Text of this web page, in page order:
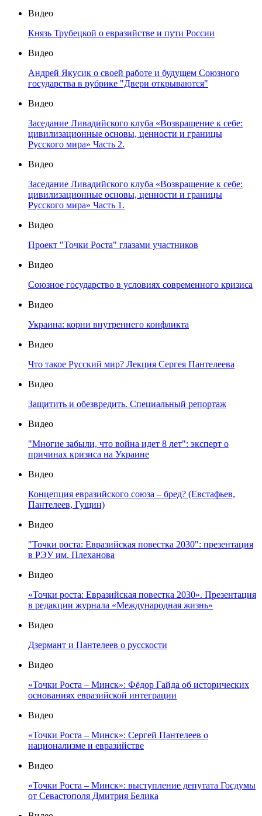
Видео
Князь Трубецкой о евразийстве и пути России
Видео
Андрей Якусик о своей работе и будущем Союзного
государства в рубрике "Двери открываются"
Видео
Заседание Ливадийского клуба «Возвращение к себе:
цивилизационные основы, ценности и границы
Русского мира» Часть 2.
Видео
Заседание Ливадийского клуба «Возвращение к себе:
цивилизационные основы, ценности и границы
Русского мира» Часть 1.
Видео
Проект "Точки Роста" глазами участников
Видео
Союзное государство в условиях современного кризиса
Видео
Украина: корни внутреннего конфликта
Видео
Что такое Русский мир? Лекция Сергея Пантелеева
Видео
Защитить и обезвредить. Специальный репортаж
Видео
"Многие забыли, что война идет 8 лет": эксперт о
причинах кризиса на Украине
Видео
Концепция евразийского союза – бред? (Евстафьев,
Пантелеев, Гущин)
Видео
"Точки роста: Евразийская повестка 2030": презентация
в РЭУ им. Плеханова
Видео
«Точки роста: Евразийская повестка 2030». Презентация
в редакции журнала «Международная жизнь»
Видео
Дзермант и Пантелеев о русскости
Видео
«Точки Роста – Минск»: Фёдор Гайда об исторических
основаниях евразийской интеграции
Видео
«Точки Роста – Минск»: Сергей Пантелеев о
национализме и евразийстве
Видео
«Точки Роста – Минск»: выступление депутата Госдумы
от Севастополя Дмитрия Белика